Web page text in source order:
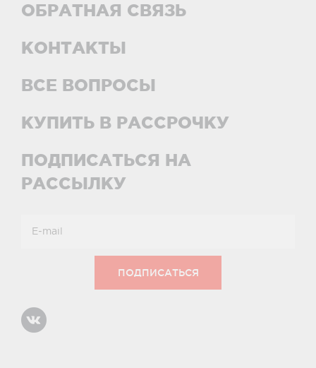
ОБРАТНАЯ СВЯЗЬ
КОНТАКТЫ
ВСЕ ВОПРОСЫ
КУПИТЬ В РАССРОЧКУ
ПОДПИСАТЬСЯ НА
РАССЫЛКУ